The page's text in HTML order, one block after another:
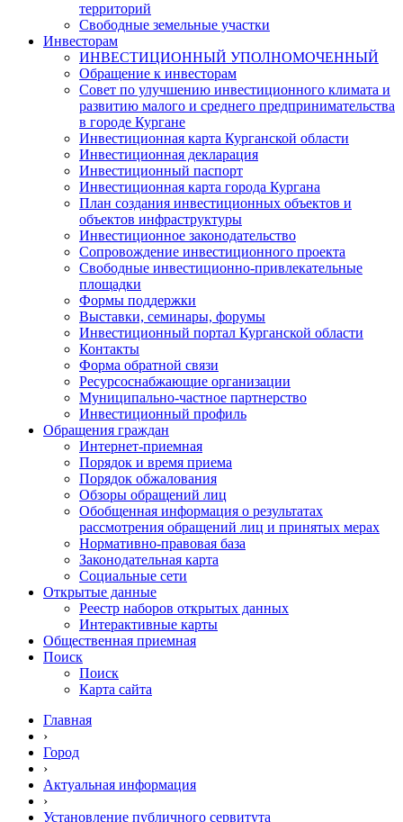
территорий
Свободные земельные участки
Инвесторам
ИНВЕСТИЦИОННЫЙ УПОЛНОМОЧЕННЫЙ
Обращение к инвесторам
Совет по улучшению инвестиционного климата и
развитию малого и среднего предпринимательства
в городе Кургане
Инвестиционная карта Курганской области
Инвестиционная декларация
Инвестиционный паспорт
Инвестиционная карта города Кургана
План создания инвестиционных объектов и
объектов инфраструктуры
Инвестиционное законодательство
Сопровождение инвестиционного проекта
Свободные инвестиционно-привлекательные
площадки
Формы поддержки
Выставки, семинары, форумы
Инвестиционный портал Курганской области
Контакты
Форма обратной связи
Ресурсоснабжающие организации
Муниципально-частное партнерство
Инвестиционный профиль
Обращения граждан
Интернет-приемная
Порядок и время приема
Порядок обжалования
Обзоры обращений лиц
Обобщенная информация о результатах
рассмотрения обращений лиц и принятых мерах
Нормативно-правовая база
Законодательная карта
Социальные сети
Открытые данные
Реестр наборов открытых данных
Интерактивные карты
Общественная приемная
Поиск
Поиск
Карта сайта
Главная
›
Город
›
Актуальная информация
›
Установление публичного сервитута